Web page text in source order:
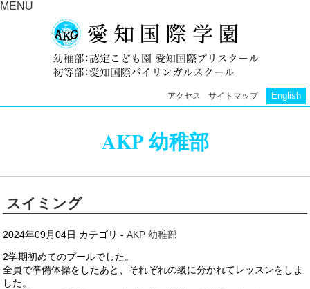
MENU
アクセス サイトマップ English
AKP 幼稚部
スイミング
2024年09月04日 カテゴリ -AKP 幼稚部
2学期初めてのプールでした。
全員で準備体操をしたあと、それぞれの級に分かれてレッスンをしま
した。